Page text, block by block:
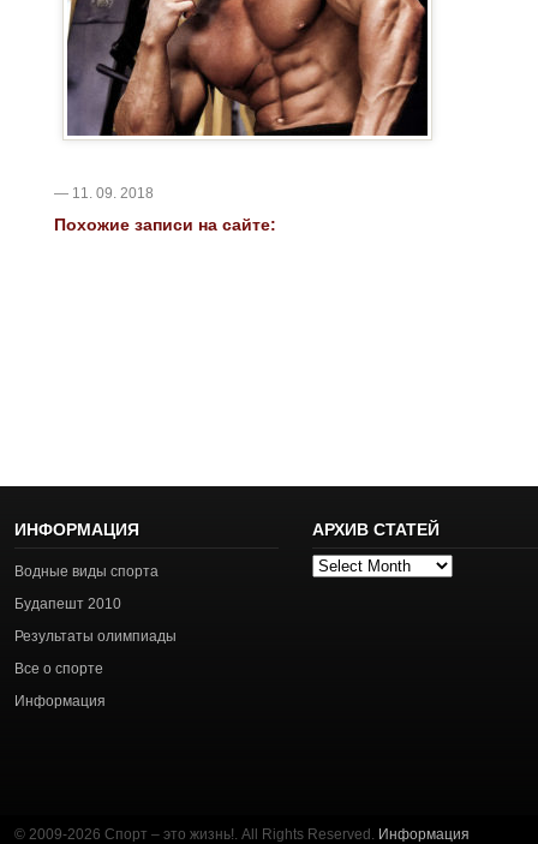
— 11. 09. 2018
Похожие записи на сайте:
ИНФОРМАЦИЯ
Водные виды спорта
Будапешт 2010
Результаты олимпиады
Все о спорте
Информация
АРХИВ СТАТЕЙ
Архив
© 2009-2026 Спорт – это жизнь!. All Rights Reserved. Информация